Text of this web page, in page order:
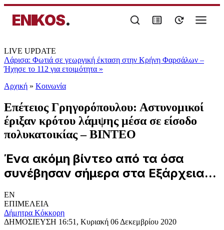
ENIKOS.
LIVE UPDATE
Λάρισα: Φωτιά σε γεωργική έκταση στην Κρήνη Φαρσάλων –
Ήχησε το 112 για ετοιμότητα »
Αρχική » Κοινωνία
Επέτειος Γρηγορόπουλου: Αστυνομικοί
έριξαν κρότου λάμψης μέσα σε είσοδο
πολυκατοικίας – ΒΙΝΤΕΟ
Ένα ακόμη βίντεο από τα όσα
συνέβησαν σήμερα στα Εξάρχεια...
EN
ΕΠΙΜΕΛΕΙΑ
Δήμητρα Κόκκορη
ΔΗΜΟΣΙΕΥΣΗ 16:51, Κυριακή 06 Δεκεμβρίου 2020